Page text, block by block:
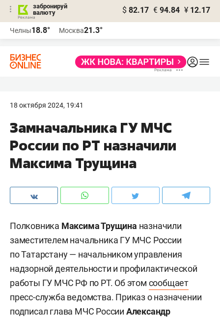
забронируй
валюту
$ 82.17 € 94.84 ¥ 12.17
Челны18.8° Москва21.3°
18 октября 2024, 19:41
Замначальника ГУ МЧС
России по РТ назначили
Максима Трущина
Полковника Максима Трущина назначили
заместителем начальника ГУ МЧС России
по Татарстану — начальником управления
надзорной деятельности и профилактической
работы ГУ МЧС РФ по РТ. Об этом сообщает
пресс-служба ведомства. Приказ о назначении
подписал глава МЧС России Александр